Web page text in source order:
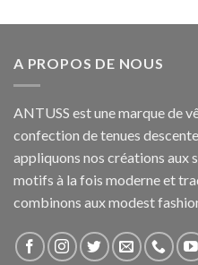
A PROPOS DE NOUS
ANTUSS est une marque de
confection de tenues
appliquons nos créations aux
motifs à la fois moderne et
combinons aux modest